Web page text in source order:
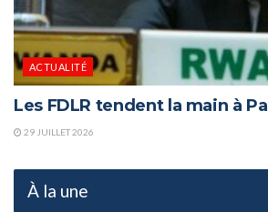
ACTUALITÉ
Les FDLR tendent la main à
29 JUILLET 2026
À la une